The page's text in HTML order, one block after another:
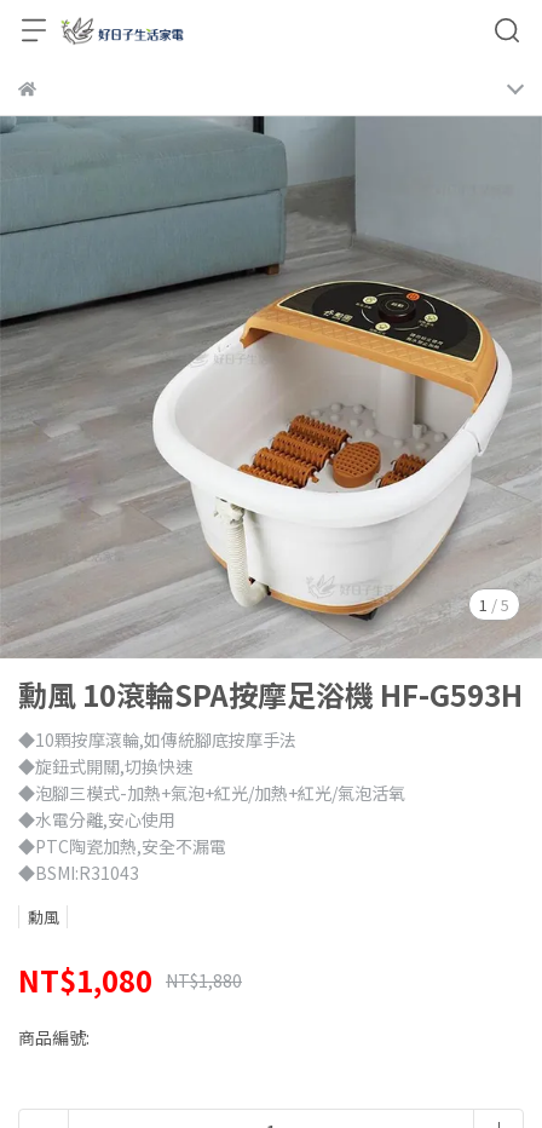
1 /5
勳風 10滾輪SPA按摩足浴機 HF-G593H
◆10顆按摩滾輪,如傳統腳底按摩手法
◆旋鈕式開關,切換快速
◆泡腳三模式-加熱+氣泡+紅光/加熱+紅光/氣泡活氧
◆水電分離,安心使用
◆PTC陶瓷加熱,安全不漏電
◆BSMI:R31043
勳風
NT$1,080 NT$1,880
商品編號: